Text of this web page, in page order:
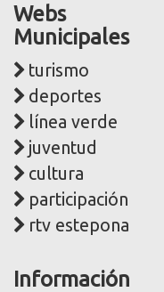
Webs
Municipales
turismo
deportes
línea verde
juventud
cultura
participación
rtv estepona
Información